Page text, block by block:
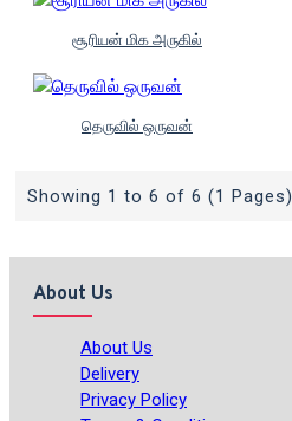
சூரியன் மிக அருகில்
தெருவில் ஒருவன்
Showing 1 to 6 of 6 (1 Pages)
About Us
About Us
Delivery
Privacy Policy